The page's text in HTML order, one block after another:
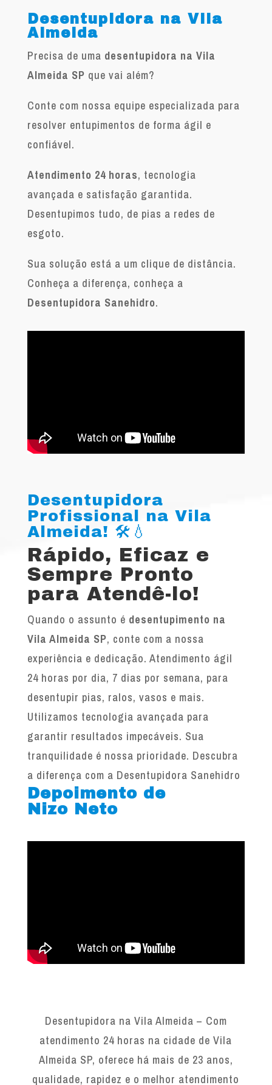
Desentupidora na Vila
Almeida
Precisa de uma desentupidora na Vila
Almeida SP que vai além?
Conte com nossa equipe especializada para
resolver entupimentos de forma ágil e
confiável.
Atendimento 24 horas, tecnologia
avançada e satisfação garantida.
Desentupimos tudo, de pias a redes de
esgoto.
Sua solução está a um clique de distância.
Conheça a diferença, conheça a
Desentupidora Sanehidro.
Desentupidora
Profissional na Vila
Almeida! 🛠️💧
Rápido, Eficaz e
Sempre Pronto
para Atendê-lo!
Quando o assunto é desentupimento na
Vila Almeida SP, conte com a nossa
experiência e dedicação. Atendimento ágil
24 horas por dia, 7 dias por semana, para
desentupir pias, ralos, vasos e mais.
Utilizamos tecnologia avançada para
garantir resultados impecáveis. Sua
tranquilidade é nossa prioridade. Descubra
a diferença com a Desentupidora Sanehidro
Depoimento de
Nizo Neto
Desentupidora na Vila Almeida – Com
atendimento 24 horas na cidade de Vila
Almeida SP, oferece há mais de 23 anos,
qualidade, rapidez e o melhor atendimento